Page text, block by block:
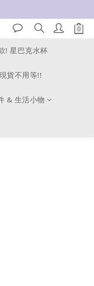
! 星巴克水杯
現貨不用等!!
& 生活小物